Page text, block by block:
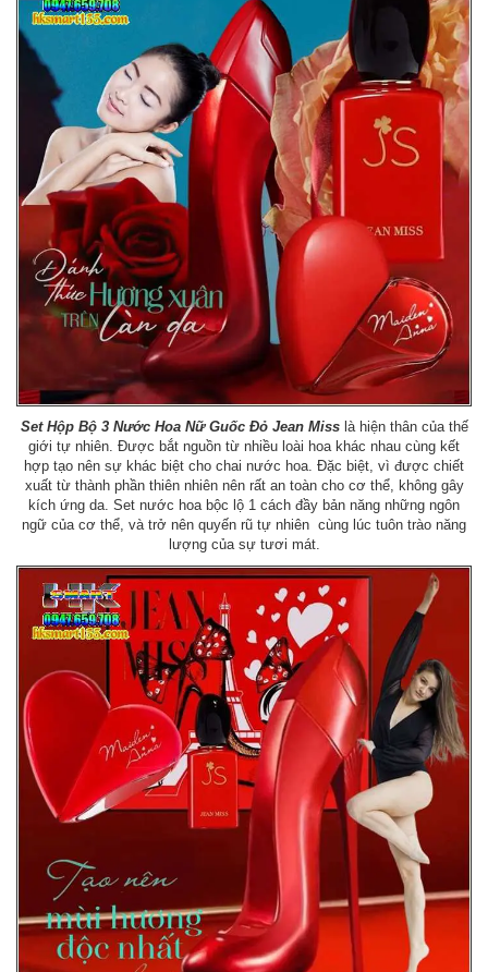
Set Hộp Bộ 3 Nước Hoa Nữ Guốc Đỏ Jean Miss là hiện thân của thế
giới tự nhiên. Được bắt nguồn từ nhiều loài hoa khác nhau cùng kết
hợp tạo nên sự khác biệt cho chai nước hoa. Đặc biệt, vì được chiết
xuất từ thành phần thiên nhiên nên rất an toàn cho cơ thể, không gây
kích ứng da. Set nước hoa bộc lộ 1 cách đầy bản năng những ngôn
ngữ của cơ thể, và trở nên quyến rũ tự nhiên cùng lúc tuôn trào năng
lượng của sự tươi mát.